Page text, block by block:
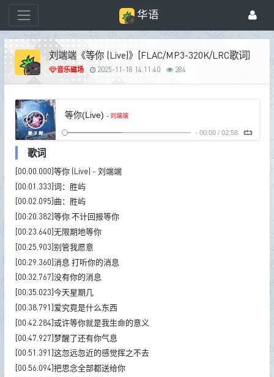
华语
刘端端《等你 (Live)》[FLAC/MP3-320K/LRC歌词]
音乐磁场 2025-11-18 14:11:40 284
等你(Live) - 刘端端
- 00:00/ 02:58
歌词
[00:00.000]等你 (Live) - 刘端端
[00:01.333]词：胜屿
[00:02.095]曲：胜屿
[00:20.382]等你 不计回报等你
[00:23.640]无限期地等你
[00:25.903]别管我愿意
[00:29.360]消息 打听你的消息
[00:32.767]没有你的消息
[00:35.023]今天星期几
[00:38.791]爱究竟是什么东西
[00:42.284]或许等你就是我生命的意义
[00:47.927]梦醒了还有你气息
[00:51.391]这忽远忽近的感觉挥之不去
[00:56.094]把思念全部都送给你